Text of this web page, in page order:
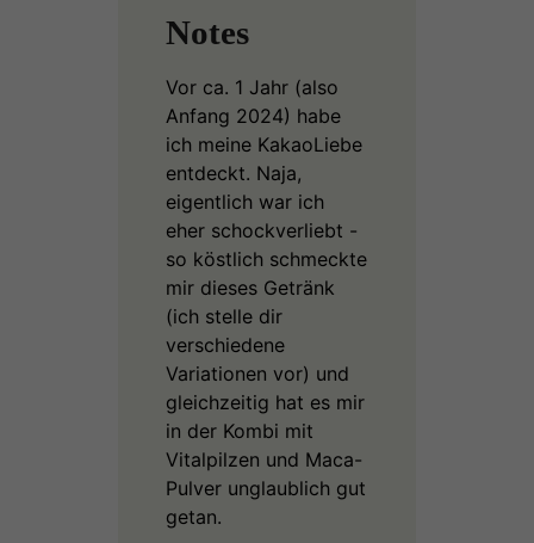
Notes
Vor ca. 1 Jahr (also
Anfang 2024) habe
ich meine KakaoLiebe
entdeckt. Naja,
eigentlich war ich
eher schockverliebt -
so köstlich schmeckte
mir dieses Getränk
(ich stelle dir
verschiedene
Variationen vor) und
gleichzeitig hat es mir
in der Kombi mit
Vitalpilzen und Maca-
Pulver unglaublich gut
getan.